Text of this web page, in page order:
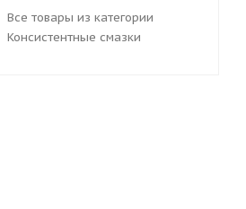
Все товары из категории
Консистентные смазки